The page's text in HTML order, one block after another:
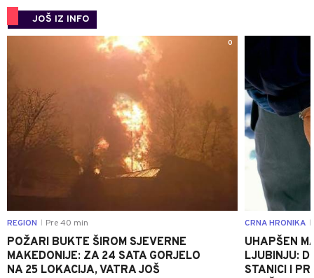
JOŠ IZ INFO
0
REGION Pre 40 min
POŽARI BUKTE ŠIROM SJEVERNE
MAKEDONIJE: ZA 24 SATA GORJELO
NA 25 LOKACIJA, VATRA JOŠ
CRNA HRONIKA
UHAPŠEN
LJUBINJU:
STANICI I